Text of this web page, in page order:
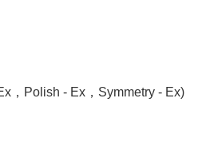
，Polish - Ex，Symmetry - Ex)